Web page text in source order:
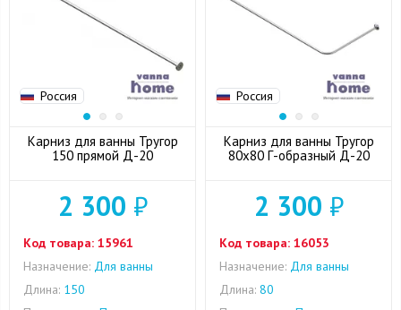
Россия
Карниз для ванны Тругор
150 прямой Д-20
2 300 ₽
Код товара: 15961
Назначение: Для ванны
Длина: 150
Россия
Карниз для ванны Тругор
80x80 Г-образный Д-20
2 300 ₽
Код товара: 16053
Назначение: Для ванны
Длина: 80